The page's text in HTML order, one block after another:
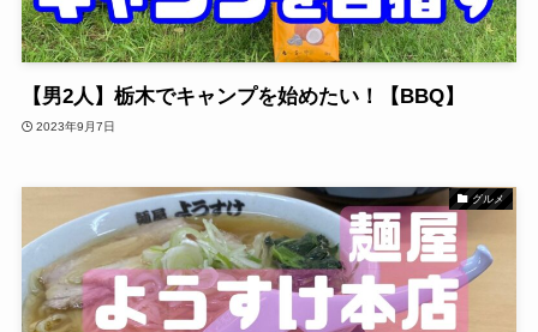
【男2人】栃木でキャンプを始めたい！【BBQ】
2023年9月7日
グルメ